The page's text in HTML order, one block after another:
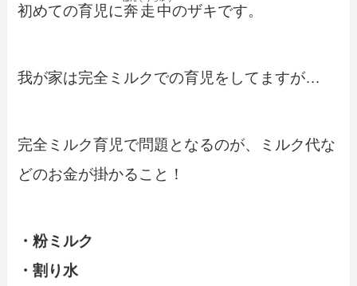
初めての育児に奔走中のザキです。
我が家は完全ミルクでの育児をしてますが…
完全ミルク育児で問題となるのが、ミルク代な
どのお金が掛かること！
・粉ミルク
・割り水